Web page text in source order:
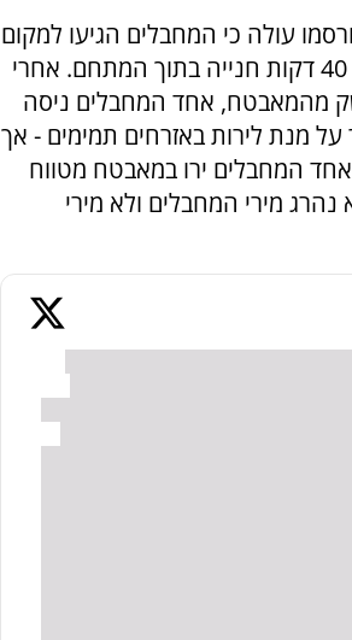
עולה כי המחבלים הגיעו למקום
ברכב, וחיפשו במשך 40 דקות חנייה בתוך המתחם. אחרי
מהמאבטח, אחד המחבלים ניסה
מנת לירות באזרחים תמימים - אך
המחבלים ירו במאבטח מטווח
מירי המחבלים ולא מירי